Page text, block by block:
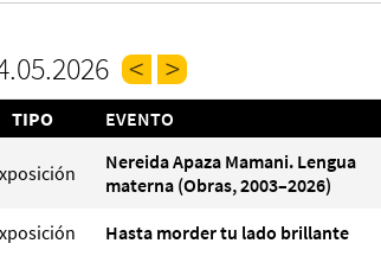
TIPO EVENTO
Nereida Apaza Mamani. Lengua
materna (Obras, 2003–2026)
Hasta morder tu lado brillante